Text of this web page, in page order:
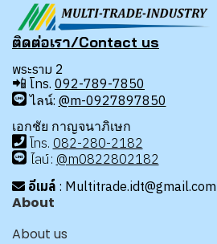
ติดต่อเรา/Contact us
พระราม 2
📲 โทร. 092-789-7850
ไลน์: @m-0927897850
เอกชัย กาญจนาภิเษก
โทร. 082-280-2182
ไลน์: @m0822802182
อีเมล์ : Multitrade.idt@gmail.com
About
About us